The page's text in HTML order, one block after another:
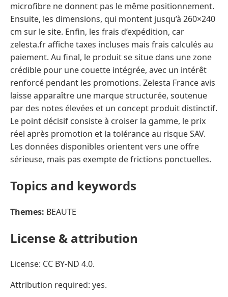
Topics and keywords
Themes: BEAUTE
License & attribution
License: CC BY-ND 4.0.
Attribution required: yes.